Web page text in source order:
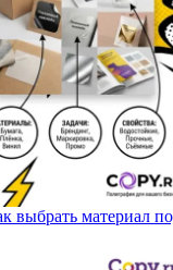
выбрать материал